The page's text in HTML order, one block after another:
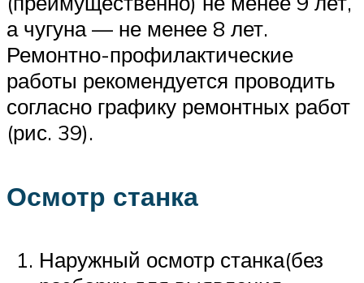
а чугуна — не менее 8 лет.
Ремонтно-профилактические
работы рекомендуется проводить
согласно графику ремонтных работ
(рис. 39).
Осмотр станка
Наружный осмотр станка(без